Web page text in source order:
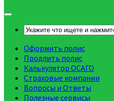
Оформить полис
Продлить полис
Калькулятор ОСАГО
Страховые компании
Вопросы и Ответы
Полезные сервисы